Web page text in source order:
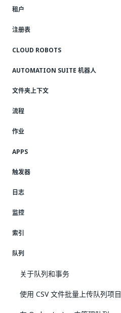
租户
注册表
CLOUD ROBOTS
AUTOMATION SUITE 机器人
文件夹上下文
流程
作业
APPS
触发器
日志
监控
索引
队列
关于队列和事务
使用 CSV 文件批量上传队列项目